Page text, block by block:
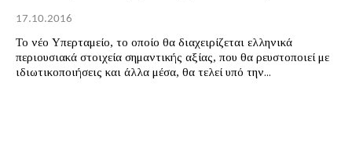
17.10.2016
Το νέο Υπερταμείο, το οποίο θα διαχειρίζεται ελληνικά
περιουσιακά στοιχεία σημαντικής αξίας, που θα ρευστοποιεί με
ιδιωτικοποιήσεις και άλλα μέσα, θα τελεί υπό την...